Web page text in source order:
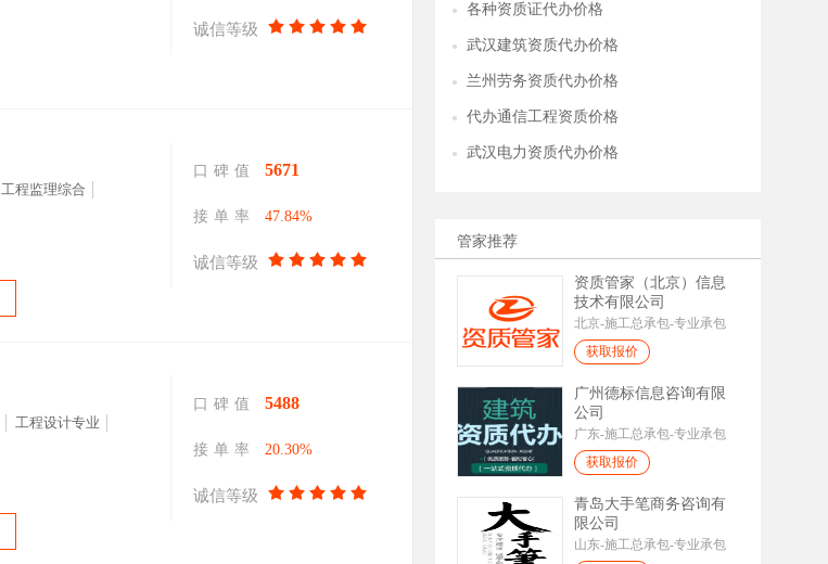
诚信等级
工程监理综合
口碑值 5671
接单率 47.84%
诚信等级
工程设计专业
口碑值 5488
接单率 20.30%
诚信等级
● 各种资质证代办价格
● 武汉建筑资质代办价格
● 兰州劳务资质代办价格
● 代办通信工程资质价格
● 武汉电力资质代办价格
管家推荐
资质管家（北京）信息
技术有限公司
北京-施工总承包-专业承包
获取报价
广州德标信息咨询有限
公司
广东-施工总承包-专业承包
获取报价
青岛大手笔商务咨询有
限公司
山东-施工总承包-专业承包